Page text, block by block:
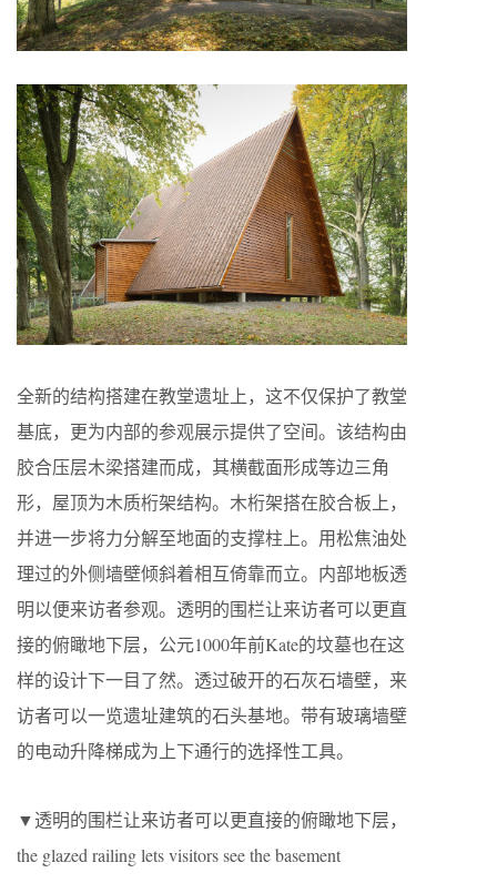
全新的结构搭建在教堂遗址上，这不仅保护了教堂
基底，更为内部的参观展示提供了空间。该结构由
胶合压层木梁搭建而成，其横截面形成等边三角
形，屋顶为木质桁架结构。木桁架搭在胶合板上，
并进一步将力分解至地面的支撑柱上。用松焦油处
理过的外侧墙壁倾斜着相互倚靠而立。内部地板透
明以便来访者参观。透明的围栏让来访者可以更直
接的俯瞰地下层，公元1000年前Kate的坟墓也在这
样的设计下一目了然。透过破开的石灰石墙壁，来
访者可以一览遗址建筑的石头基地。带有玻璃墙壁
的电动升降梯成为上下通行的选择性工具。
▼透明的围栏让来访者可以更直接的俯瞰地下层，
the glazed railing lets visitors see the basement